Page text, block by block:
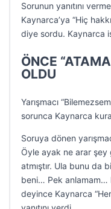
Sorunun yanıtını
Kaynarca’ya “Hiç
diye sordu. Kaynarca
ÖNCE
OLDU
Yarışmacı
sorunca Kaynarca
Soruya dönen
Öyle ayak ne arar şey
atmıştır. Ula bunu da
beni… Pek anlamam…
deyince Kaynarca